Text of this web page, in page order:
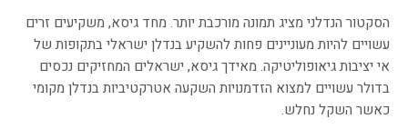
הסקטור הנדלני מציג תמונה מורכבת יותר. מחד גיסא, משקיעים זרים
עשויים להיות מעוניינים פחות להשקיע בנדלן ישראלי בתקופות של
אי יציבות גיאופוליטיקה. מאידך גיסא, ישראלים המחזיקים נכסים
בדולר עשויים למצוא הזדמנויות השקעה אטרקטיביות בנדלן מקומי
כאשר השקל נחלש.